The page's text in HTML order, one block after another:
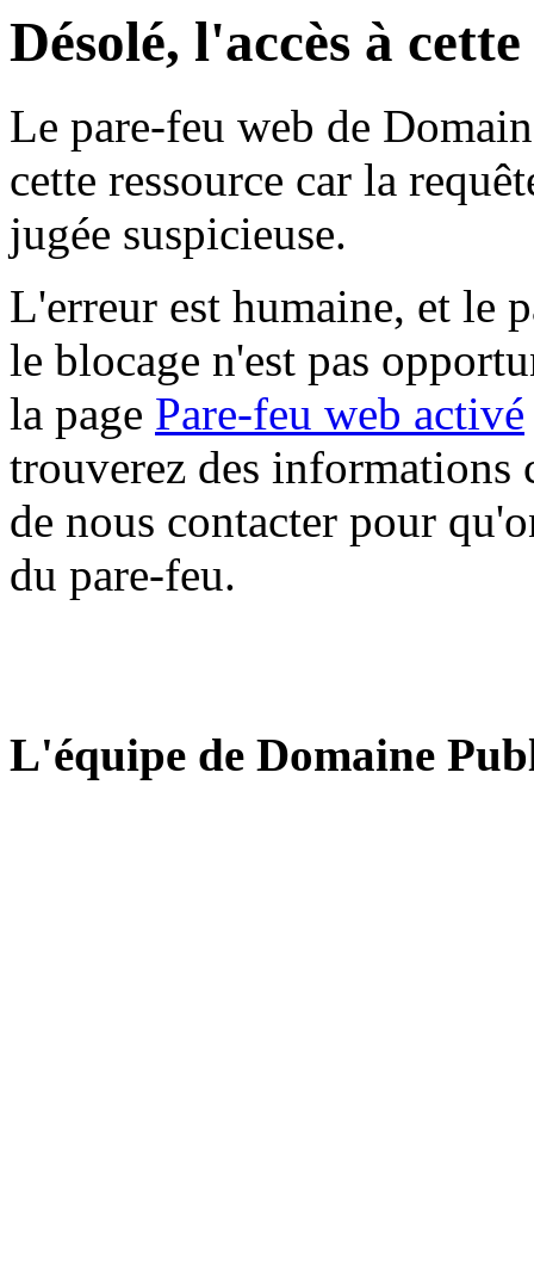
Désolé, l'accès à
Le pare-feu web de
cette ressource car la
jugée suspicieuse.
L'erreur est humaine, et le
le blocage n'est pas
la page Pare-feu web activé
trouverez des informations
de nous contacter pour
du pare-feu.
L'équipe de Domaine